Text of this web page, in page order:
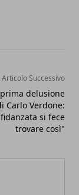
Articolo Successivo
delusione
Carlo Verdone:
si fece
trovare così"